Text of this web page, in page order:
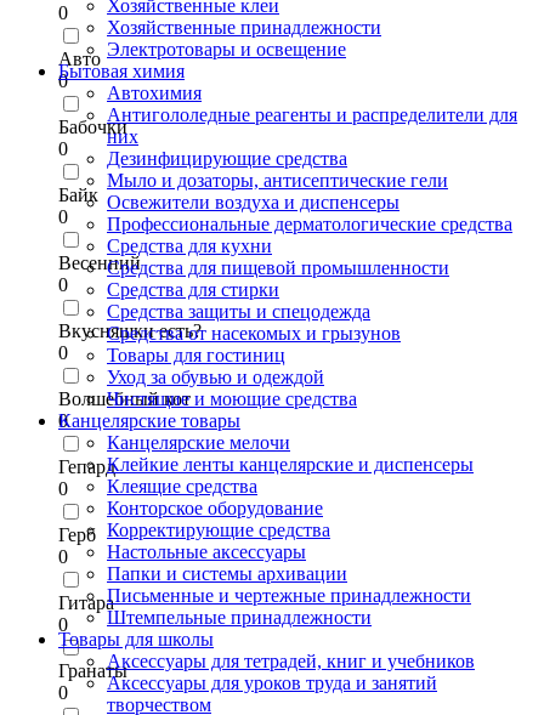
0
Авто
0
Бабочки
0
Байк
0
Весенний
0
Вкусняшки есть?
0
Волшебный кот
0
Гепард
0
Герб
0
Гитара
0
Гранаты
0
Хозяйственные клеи
Хозяйственные принадлежности
Электротовары и освещение
Бытовая химия
Автохимия
Антигололедные реагенты и распределители для
них
Дезинфицирующие средства
Мыло и дозаторы, антисептические гели
Освежители воздуха и диспенсеры
Профессиональные дерматологические средства
Средства для кухни
Средства для пищевой промышленности
Средства для стирки
Средства защиты и спецодежда
Средства от насекомых и грызунов
Товары для гостиниц
Уход за обувью и одеждой
Чистящие и моющие средства
Канцелярские товары
Канцелярские мелочи
Клейкие ленты канцелярские и диспенсеры
Клеящие средства
Конторское оборудование
Корректирующие средства
Настольные аксессуары
Папки и системы архивации
Письменные и чертежные принадлежности
Штемпельные принадлежности
Товары для школы
Аксессуары для тетрадей, книг и учебников
Аксессуары для уроков труда и занятий
творчеством